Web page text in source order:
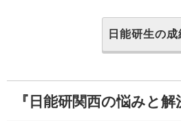
日能研生の
『日能研関西の悩みと